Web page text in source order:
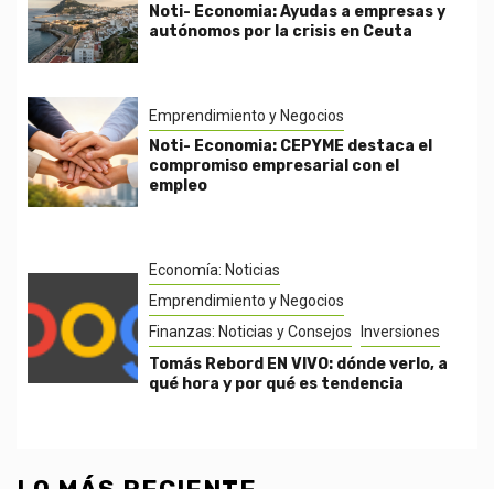
Noti- Economia: Ayudas a empresas y
autónomos por la crisis en Ceuta
Emprendimiento y Negocios
Noti- Economia: CEPYME destaca el
compromiso empresarial con el
empleo
Economía: Noticias
Emprendimiento y Negocios
Finanzas: Noticias y Consejos
Inversiones
Tomás Rebord EN VIVO: dónde verlo, a
qué hora y por qué es tendencia